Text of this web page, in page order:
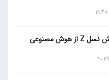
تقریباً تمام کارکنان دانش نسل Z از هوش مصنوعی